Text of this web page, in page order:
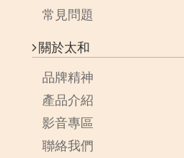
常見問題
關於太和
品牌精神
產品介紹
影音專區
聯絡我們